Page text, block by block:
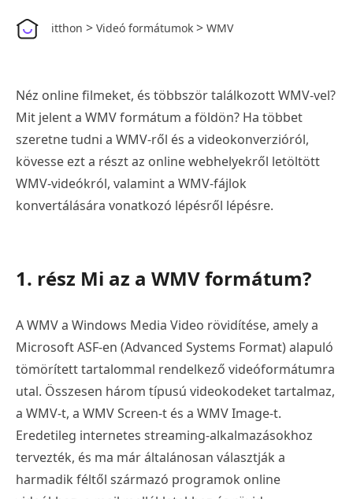
itthon > Videó formátumok > WMV
Néz online filmeket, és többször találkozott WMV-vel?
Mit jelent a WMV formátum a földön? Ha többet
szeretne tudni a WMV-ről és a videokonverzióról,
kövesse ezt a részt az online webhelyekről letöltött
WMV-videókról, valamint a WMV-fájlok
konvertálására vonatkozó lépésről lépésre.
1. rész Mi az a WMV formátum?
A WMV a Windows Media Video rövidítése, amely a
Microsoft ASF-en (Advanced Systems Format) alapuló
tömörített tartalommal rendelkező videóformátumra
utal. Összesen három típusú videokodeket tartalmaz,
a WMV-t, a WMV Screen-t és a WMV Image-t.
Eredetileg internetes streaming-alkalmazásokhoz
tervezték, és ma már általánosan választják a
harmadik féltől származó programok online